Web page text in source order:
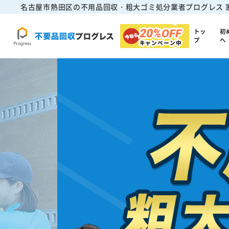
名古屋市熱田区の不用品回収・粗大ゴミ処分業者プログレス
20%OFF
キャンペーン中
トッ
プ
初
へ